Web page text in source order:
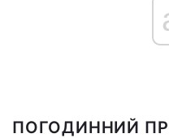
ПОГОДИННИЙ